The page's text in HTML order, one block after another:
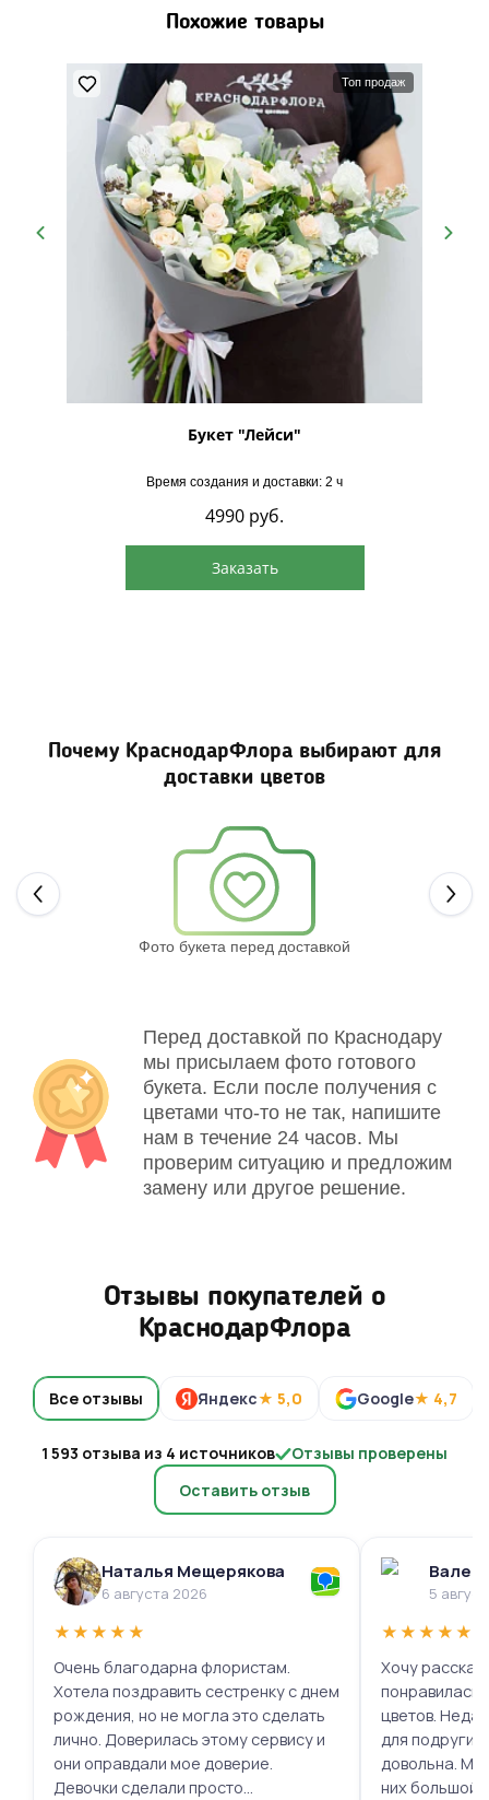
Похожие товары
Топ продаж
Букет "Лейси"
Время создания и доставки: 2 ч
4990 руб.
Заказать
Почему КраснодарФлора выбирают для
доставки цветов
Фото букета перед доставкой
Перед доставкой по Краснодару
мы присылаем фото готового
букета. Если после получения с
цветами что-то не так, напишите
нам в течение 24 часов. Мы
проверим ситуацию и предложим
замену или другое решение.
Отзывы покупателей о
КраснодарФлора
Все отзывы Яндекс★ 5,0 Google★ 4,7
1 593 отзыва из 4 источников
Отзывы проверены
Оставить отзыв
Наталья Мещерякова
6 августа 2026
★★★★★
Очень благодарна флористам.
Хотела поздравить сестренку с днем
рождения, но не могла это сделать
лично. Доверилась этому сервису и
они оправдали мое доверие.
Девочки сделали просто
5
★★★★★
Хочу
понравилась
цветов.
для подруги,
довольна.
них большой